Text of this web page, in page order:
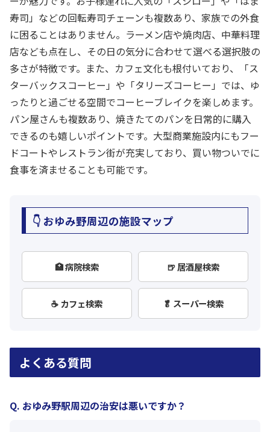
寿司」などの回転寿司チェーンも複数あり、家族での外食
に困ることはありません。ラーメン店や焼肉店、中華料理
店なども点在し、その日の気分に合わせて選べる選択肢の
多さが特徴です。また、カフェ文化も根付いており、「ス
ターバックスコーヒー」や「タリーズコーヒー」では、ゆ
ったりと過ごせる空間でコーヒーブレイクを楽しめます。
パン屋さんも複数あり、焼きたてのパンを日常的に購入
できるのも嬉しいポイントです。大型商業施設内にもフー
ドコートやレストラン街が充実しており、買い物ついでに
食事を済ませることも可能です。
👇 おゆみ野周辺の施設マップ
🏥 病院検索 🍺 居酒屋検索
☕ カフェ検索 🥬 スーパー検索
よくある質問
Q. おゆみ野駅周辺の治安は悪いですか？